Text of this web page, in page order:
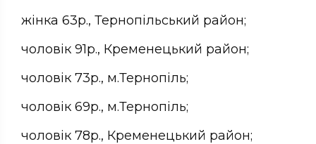
жінка 63р., Тернопільський район;
чоловік 91р., Кременецький район;
чоловік 73р., м.Тернопіль;
чоловік 69р., м.Тернопіль;
чоловік 78р., Кременецький район;